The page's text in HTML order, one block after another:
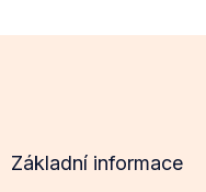
Základní informace